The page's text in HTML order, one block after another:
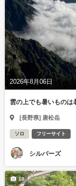
2026年8月06日
雲の上でも暑いものは
[長野県] 唐松岳
ソロ フリーサイト
シルバーズ
10